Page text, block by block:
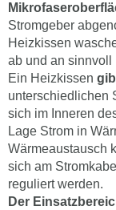
Stromgeber
Heizkissen
ab und an sinnvoll
Ein Heizkissen
unterschiedlichen
sich im Inneren
Lage Strom in
Wärmeaustausch
sich am
reguliert werden.
Der